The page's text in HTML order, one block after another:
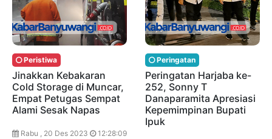
Peristiwa
Jinakkan Kebakaran
Cold Storage di Muncar,
Empat Petugas Sempat
Alami Sesak Napas
Rabu , 20 Des 2023
12:28:09
Peringatan
Peringatan Harjaba ke-
252, Sonny T
Danaparamita Apresiasi
Kepemimpinan Bupati
Ipuk